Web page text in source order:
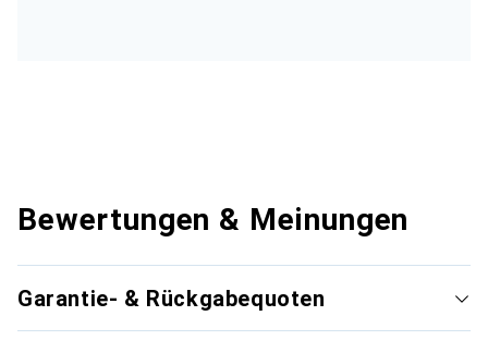
Bewertungen & Meinungen
Garantie- & Rückgabequoten